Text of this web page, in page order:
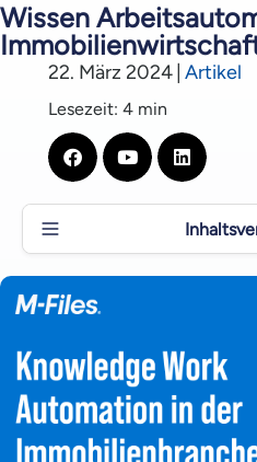
Wissen
22. März 2024 Artikel
Lesezeit: 4 min
Definition von
Was ist Knowledge Work
Die Notwendigkeit der
Wissensarbeit
Die Zukunft der